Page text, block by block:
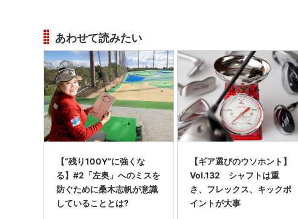
あわせて読みたい
【“残り100Y”に強くな
る】#2「左奥」へのミスを
防ぐために桑木志帆が意識
していることとは?
【ギア選びのウソホント】
Vol.132 シャフトは重
さ、フレックス、キックポ
イントが大事